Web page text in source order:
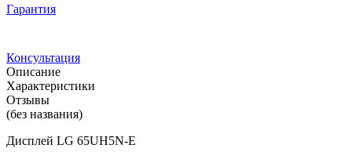
Гарантия
Консультация
Описание
Характеристики
Отзывы
(без названия)
Дисплей LG 65UH5N-E